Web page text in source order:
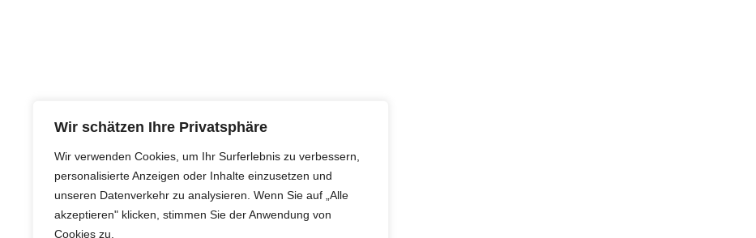
Wir schätzen Ihre Privatsphäre
Wir verwenden Cookies, um Ihr Surferlebnis zu verbessern,
personalisierte Anzeigen oder Inhalte einzusetzen und
unseren Datenverkehr zu analysieren. Wenn Sie auf „Alle
akzeptieren" klicken, stimmen Sie der Anwendung von
Cookies zu.